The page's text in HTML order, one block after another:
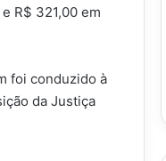
R$ 321,00 em
foi conduzido à
da Justiça